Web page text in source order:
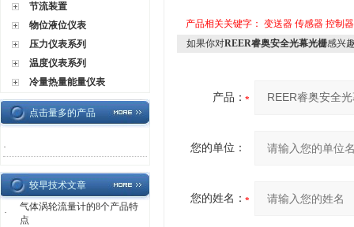
节流装置
物位液位仪表
压力仪表系列
温度仪表系列
冷量热量能量仪表
点击量多的产品
·
较早技术文章
·
气体涡轮流量计的8个产品特
点
产品相关关键字： 变送器 传感器 控制器
如果你对REER睿奥安全光幕光栅感兴
产品：
您的单位：
您的姓名：